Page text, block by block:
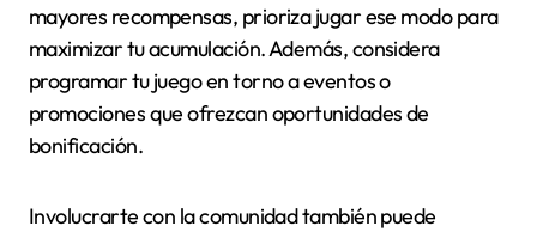
mayores recompensas, prioriza jugar ese modo para
maximizar tu acumulación. Además, considera
programar tu juego en torno a eventos o
promociones que ofrezcan oportunidades de
bonificación.
Involucrarte con la comunidad también puede